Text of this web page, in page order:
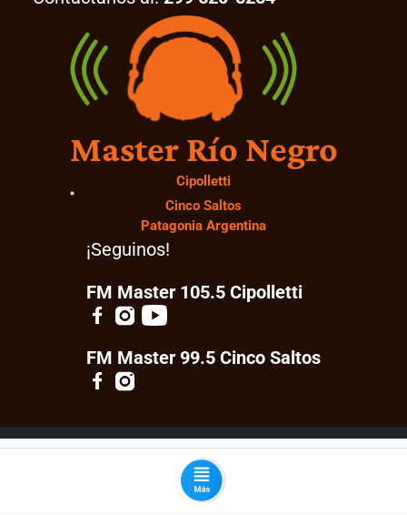
Master Río Negro
Cipolletti
Cinco Saltos
Patagonia Argentina
¡Seguinos!
FM Master 105.5 Cipolletti
FM Master 99.5 Cinco Saltos
© 2026 Master Río Negro. Todos los derechos
reservados.
Desarrollado por:ML Software Solutions